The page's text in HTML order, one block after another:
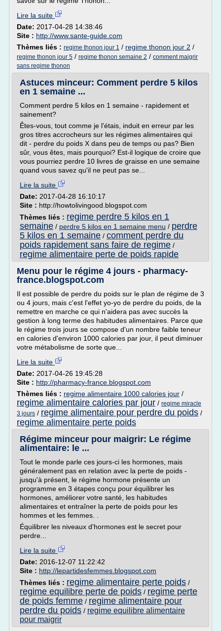
Lire la suite
Date: 2017-04-28 14:38:46
Site : http://www.sante-guide.com
Thèmes liés : regime thonon jour 1 / regime thonon jour 2 /
regime thonon jour 5 / regime thonon semaine 2 / comment maigrir
sans regime thonon
Astuces minceur: Comment perdre 5 kilos
en 1 semaine ...
Comment perdre 5 kilos en 1 semaine - rapidement et
sainement?
Êtes-vous, tout comme je l'étais, induit en erreur par les
gros titres accrocheurs sur les régimes alimentaires qui
dit - perdre du poids X dans peu de temps ou pas? Bien
sûr, vous êtes, mais pourquoi? Est-il logique de croire que
vous pourriez perdre 10 livres de graisse en une semaine
quand vous savez qu'il ne peut pas se...
Lire la suite
Date: 2017-04-28 16:10:17
Site : http://howtolivingood.blogspot.com
Thèmes liés : regime perdre 5 kilos en 1
semaine / perdre 5 kilos en 1 semaine menu / perdre
5 kilos en 1 semaine / comment perdre du
poids rapidement sans faire de regime /
regime alimentaire perte de poids rapide
Menu pour le régime 4 jours - pharmacy-
france.blogspot.com
Il est possible de perdre du poids sur le plan de régime de 3
ou 4 jours, mais c'est l'effet yo-yo de perdre du poids, de la
remettre en marche ce qui n'aidera pas avec succès la
gestion à long terme des habitudes alimentaires. Parce que
le régime trois jours se compose d'un nombre faible teneur
en calories d'environ 1000 calories par jour, il peut diminuer
votre métabolisme de sorte que...
Lire la suite
Date: 2017-04-26 19:45:28
Site : http://pharmacy-france.blogspot.com
Thèmes liés : regime alimentaire 1000 calories jour /
regime alimentaire calories par jour / regime miracle
3 jours / regime alimentaire pour perdre du poids /
regime alimentaire perte poids
Régime minceur pour maigrir: Le régime
alimentaire: le ...
Tout le monde parle ces jours-ci les hormones, mais
généralement pas en relation avec la perte de poids -
jusqu'à présent, le régime hormone présente un
programme en 3 étapes conçu pour équilibrer les
hormones, améliorer votre santé, les habitudes
alimentaires et entraîner la perte de poids pour les
hommes et les femmes. .
Équilibrer les niveaux d'hormones est le secret pour
perdre...
Lire la suite
Date: 2016-12-07 11:22:42
Site : http://lepartidesfemmes.blogspot.com
Thèmes liés : regime alimentaire perte poids /
regime equilibre perte de poids / regime perte
de poids femme / regime alimentaire pour
perdre du poids / regime equilibre alimentaire
pour maigrir